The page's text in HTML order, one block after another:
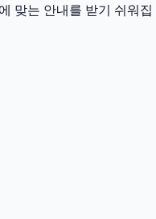
맞는 안내를 받기 쉬워집